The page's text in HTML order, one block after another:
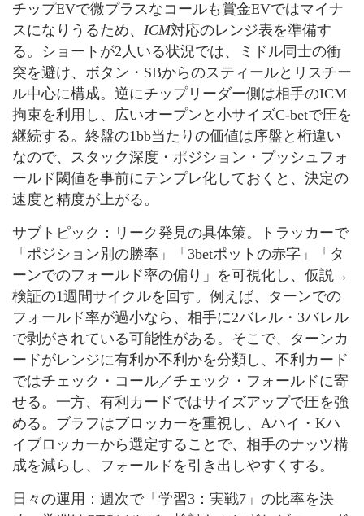
チップEVで微プラスなコールも賞金EVではマイナ
スになりうるため、 ICM対応のレンジ表を準備す
る。ショートが2人いる状況では、ミドル同士の衝
突を避け、ボタン・SBからのスティールとリスチー
ル中心に構成。逆にチップリーダー側は相手のICM
拘束を利用し、広いオープンと小サイズC-betで圧を
継続する。終盤の1bb当たりの価値は序盤と桁違い
なので、スタック深度・ポジション・プッシュフォ
ールド閾値を事前にテンプレ化しておくと、決定の
速度と精度が上がる。
サブトピック：リーク発見の具体策。トラッカーで
「ポジション別の勝率」「3betポットの赤字」「タ
ーンでのフォールド率の偏り」を可視化し、仮説→
検証の1週間サイクルを回す。例えば、ターンでの
フォールド率が過小なら、相手に2バレル・3バレル
で剥がされている可能性がある。そこで、ターンカ
ードがレンジに有利か不利かを分類し、不利カード
ではチェック・コール／チェック・フォールドに寄
せる。一方、有利カードではサイズアップで圧を強
める。ブラフはブロッカーを重視し、Aハイ・Kハ
イブロッカーから選定することで、相手のナッツ構
成を減らし、フォールドを引き出しやすくする。
日々の運用：週次で「学習3：実戦7」の比率を決